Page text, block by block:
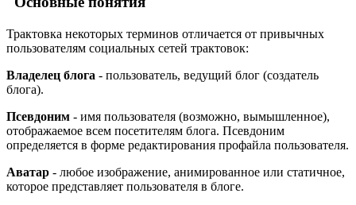
Трактовка некоторых терминов отличается от привычных
пользователям социальных сетей трактовок:
Владелец блога - пользователь, ведущий блог (создатель
блога).
Псевдоним - имя пользователя (возможно, вымышленное),
отображаемое всем посетителям блога. Псевдоним
определяется в форме редактирования профайла пользователя.
Аватар - любое изображение, анимированное или статичное,
которое представляет пользователя в блоге.